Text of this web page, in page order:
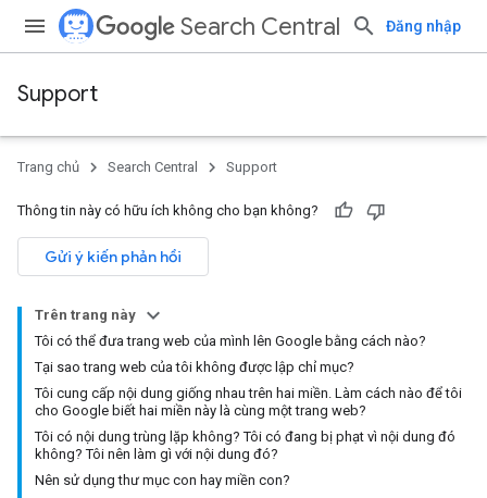
Search Central Đăng nhập
Support
Trang chủ Search Central Support
Thông tin này có hữu ích không cho bạn không?
Gửi ý kiến phản hồi
Trên trang này
Tôi có thể đưa trang web của mình lên Google bằng cách nào?
Tại sao trang web của tôi không được lập chỉ mục?
Tôi cung cấp nội dung giống nhau trên hai miền. Làm cách nào để tôi
cho Google biết hai miền này là cùng một trang web?
Tôi có nội dung trùng lặp không? Tôi có đang bị phạt vì nội dung đó
không? Tôi nên làm gì với nội dung đó?
Nên sử dụng thư mục con hay miền con?